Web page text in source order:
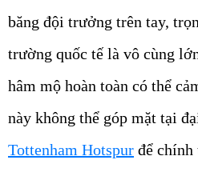
băng đội trưởng trên tay,
trường quốc tế là vô cùng
hâm mộ hoàn toàn có thể
này không thể góp mặt tại
Tottenham Hotspur để chính